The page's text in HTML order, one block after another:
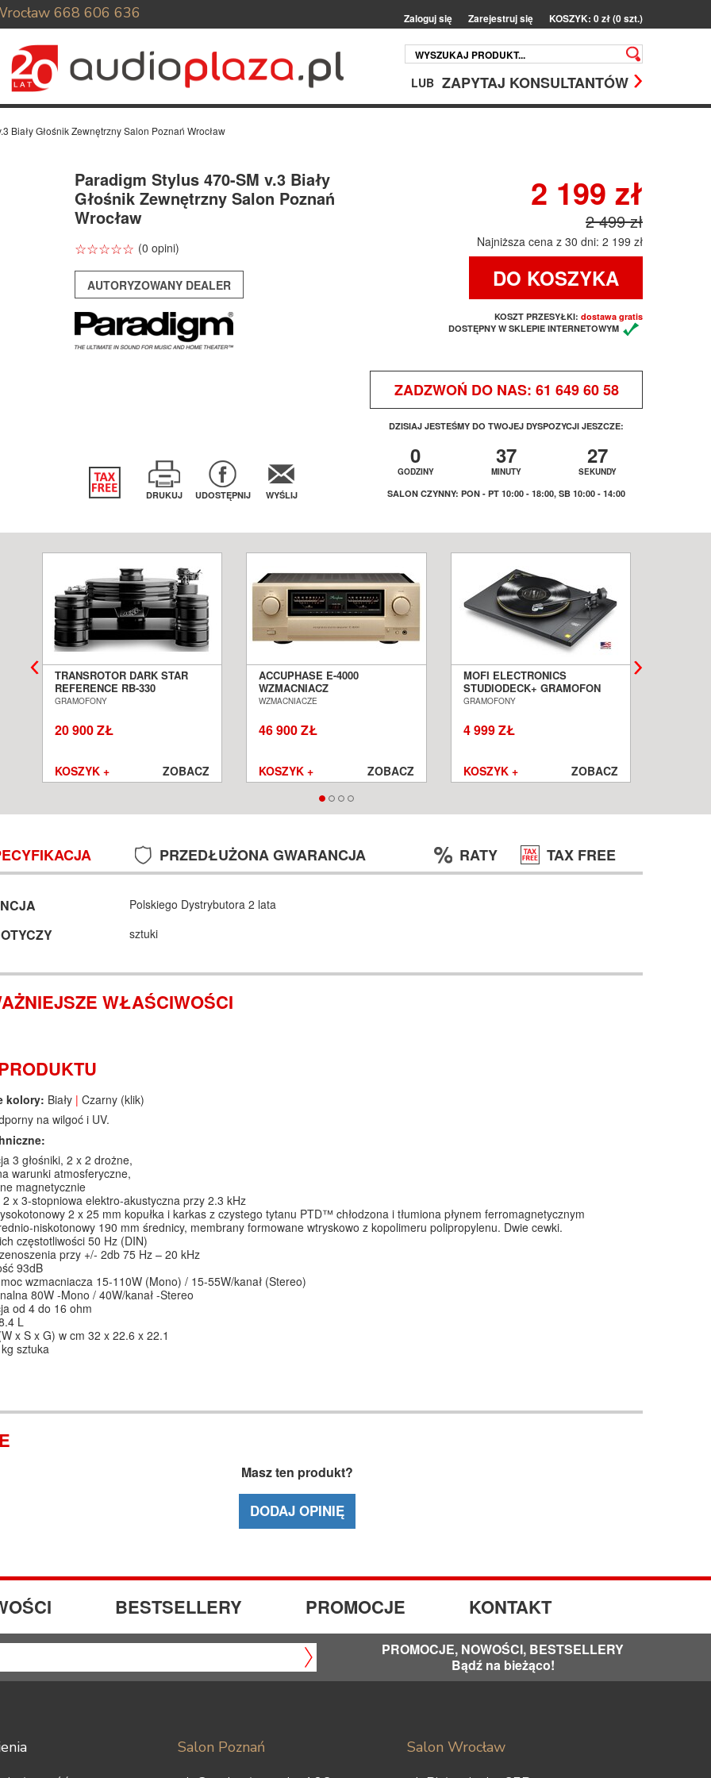
668 606 636 Zaloguj się Zarejestruj się KOSZYK: 0 zł (0 szt.)
LUB ZAPYTAJ KONSULTANTÓW
Biały Głośnik Zewnętrzny Salon Poznań Wrocław
Paradigm Stylus 470-SM v.3 Biały
Głośnik Zewnętrzny Salon Poznań
Wrocław
☆☆☆☆☆
★★★★★ (0 opini)
AUTORYZOWANY DEALER
2 199 zł
2 499 zł
Najniższa cena z 30 dni: 2 199 zł
DO KOSZYKA
KOSZT PRZESYŁKI: dostawa gratis
DOSTĘPNY W SKLEPIE INTERNETOWYM
ZADZWOŃ DO NAS: 61 649 60 58
DZISIAJ JESTEŚMY DO TWOJEJ DYSPOZYCJI JESZCZE:
0 37 27
GODZINY MINUTY SEKUNDY
SALON CZYNNY: PON - PT 10:00 - 18:00, SB 10:00 - 14:00
DRUKUJ UDOSTĘPNIJ WYŚLIJ
TRANSROTOR DARK STAR
REFERENCE RB-330
GRAMOFON ANALOGOWY
GRAMOFONY
20 900 ZŁ
KOSZYK + ZOBACZ
ACCUPHASE E-4000
WZMACNIACZ
ZINTEGROWANY SALON
WZMACNIACZE
46 900 ZŁ
KOSZYK + ZOBACZ
MOFI ELECTRONICS
STUDIODECK+ GRAMOFON
SALON POZNAŃ WROCŁAW
GRAMOFONY
4 999 ZŁ
KOSZYK + ZOBACZ
PRZEDŁUŻONA GWARANCJA RATY TAX FREE
Polskiego Dystrybutora 2 lata
sztuki
WŁAŚCIWOŚCI
kolory: Biały | Czarny (klik)
na wilgoć i UV.
3 głośniki, 2 x 2 drożne,
warunki atmosferyczne,
magnetycznie
x 3-stopniowa elektro-akustyczna przy 2.3 kHz
2 x 25 mm kopułka i karkas z czystego tytanu PTD™ chłodzona i tłumiona płynem ferromagnetycznym
niskotonowy 190 mm średnicy, membrany formowane wtryskowo z kopolimeru polipropylenu. Dwie cewki.
częstotliwości 50 Hz (DIN)
przy +/- 2db 75 Hz – 20 kHz
93dB
wzmacniacza 15-110W (Mono) / 15-55W/kanał (Stereo)
80W -Mono / 40W/kanał -Stereo
od 4 do 16 ohm
L
x S x G) w cm 32 x 22.6 x 22.1
sztuka
Masz ten produkt?
DODAJ OPINIĘ
BESTSELLERY PROMOCJE KONTAKT
PROMOCJE, NOWOŚCI, BESTSELLERY
Bądź na bieżąco!
Salon Poznań
Salon Wrocław